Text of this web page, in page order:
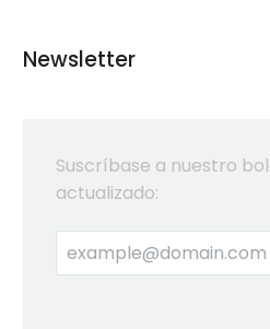
Newsletter
Suscríbase a nuestro
actualizado: